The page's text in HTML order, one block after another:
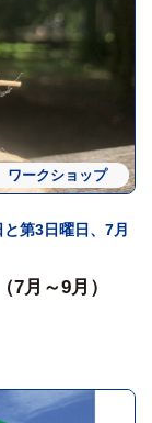
ワークショップ
第3日曜日、7月
7月～9月）